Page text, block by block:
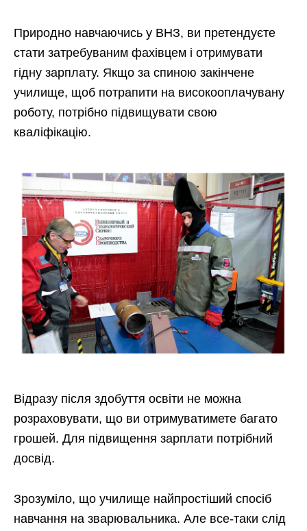
Природно навчаючись у ВНЗ, ви претендуєте
стати затребуваним фахівцем і отримувати
гідну зарплату. Якщо за спиною закінчене
училище, щоб потрапити на високооплачувану
роботу, потрібно підвищувати свою
кваліфікацію.
Відразу після здобуття освіти не можна
розраховувати, що ви отримуватимете багато
грошей. Для підвищення зарплати потрібний
досвід.
Зрозуміло, що училище найпростіший спосіб
навчання на зварювальника. Але все-таки слід